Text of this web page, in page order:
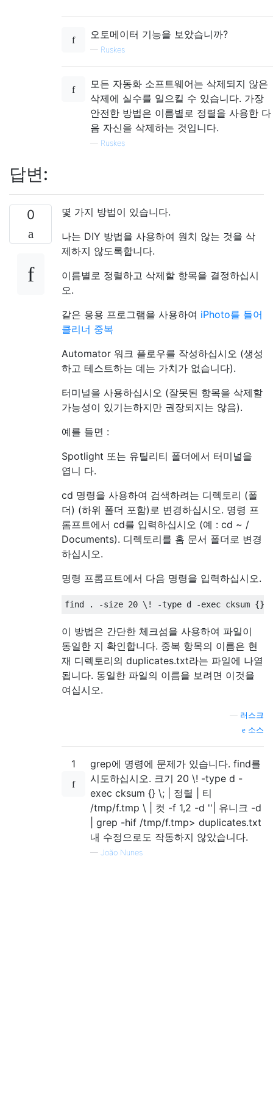
오토메이터 기능을 보았습니까?
— Ruskes
모든 자동화 소프트웨어는 삭제되지 않은
삭제에 실수를 일으킬 수 있습니다. 가장
안전한 방법은 이름별로 정렬을 사용한 다
음 자신을 삭제하는 것입니다.
— Ruskes
답변:
0
몇 가지 방법이 있습니다.
나는 DIY 방법을 사용하여 원치 않는 것을 삭
제하지 않도록합니다.
이름별로 정렬하고 삭제할 항목을 결정하십시
오.
같은 응용 프로그램을 사용하여 iPhoto를 들어
클리너 중복
Automator 워크 플로우를 작성하십시오 (생성
하고 테스트하는 데는 가치가 없습니다).
터미널을 사용하십시오 (잘못된 항목을 삭제할
가능성이 있기는하지만 권장되지는 않음).
예를 들면 :
Spotlight 또는 유틸리티 폴더에서 터미널을
엽니 다.
cd 명령을 사용하여 검색하려는 디렉토리 (폴
더) (하위 폴더 포함)로 변경하십시오. 명령 프
롬프트에서 cd를 입력하십시오 (예 : cd ~ /
Documents). 디렉토리를 홈 문서 폴더로 변경
하십시오.
명령 프롬프트에서 다음 명령을 입력하십시오.
이 방법은 간단한 체크섬을 사용하여 파일이
동일한 지 확인합니다. 중복 항목의 이름은 현
재 디렉토리의 duplicates.txt라는 파일에 나열
됩니다. 동일한 파일의 이름을 보려면 이것을
여십시오.
러스크
소스
1
grep에 명령에 문제가 있습니다. find를
시도하십시오. 크기 20 \! -type d -
exec cksum {} \; | 정렬 | 티
/tmp/f.tmp \ | 컷 -f 1,2 -d ''| 유니크 -d
| grep -hif /tmp/f.tmp> duplicates.txt
내 수정으로도 작동하지 않았습니다.
— João Nunes